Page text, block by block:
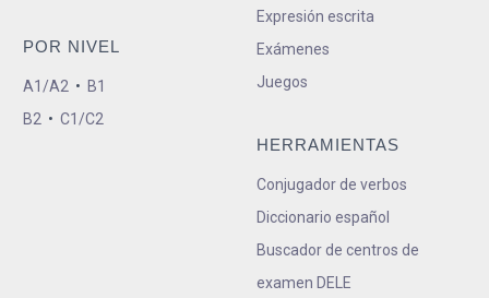
POR NIVEL
A1/A2 • B1
B2 • C1/C2
Expresión escrita
Exámenes
Juegos
HERRAMIENTAS
Conjugador de verbos
Diccionario español
Buscador de centros de
examen DELE